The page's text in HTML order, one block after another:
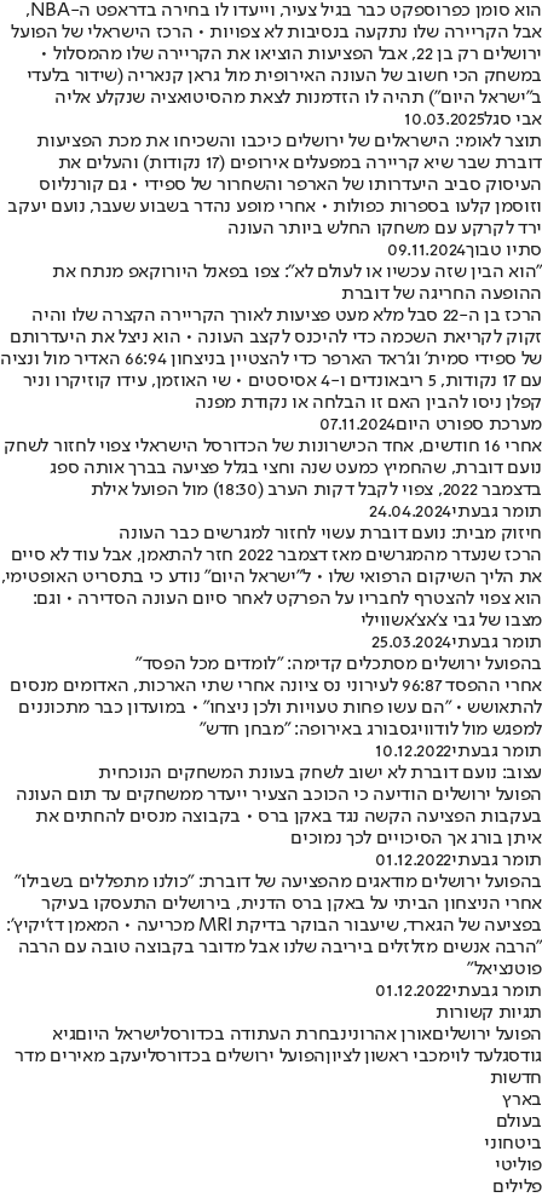
הוא סומן כפרוספקט כבר בגיל צעיר, וייעדו לו בחירה בדראפט ה-NBA,
אבל הקריירה שלו נתקעה בנסיבות לא צפויות • הרכז הישראלי של הפועל
ירושלים רק בן 22, אבל הפציעות הוציאו את הקריירה שלו מהמסלול •
במשחק הכי חשוב של העונה האירופית מול גראן קנאריה (שידור בלעדי
ב"ישראל היום") תהיה לו הזדמנות לצאת מהסיטואציה שנקלע אליה
אבי סגל10.03.2025
תוצר לאומי: הישראלים של ירושלים כיכבו והשכיחו את מכת הפציעות
דוברת שבר שיא קריירה במפעלים אירופים (17 נקודות) והעלים את
העיסוק סביב היעדרותו של הארפר והשחרור של ספידי • גם קורנליוס
וזוסמן קלעו בספרות כפולות • אחרי מופע נהדר בשבוע שעבר, נועם יעקב
ירד לקרקע עם משחקו החלש ביותר העונה
סתיו טבוך09.11.2024
"הוא הבין שזה עכשיו או לעולם לא": צפו בפאנל היורוקאפ מנתח את
ההופעה החריגה של דוברת
הרכז בן ה-22 סבל מלא מעט פציעות לאורך הקריירה הקצרה שלו והיה
זקוק לקריאת השכמה כדי להיכנס לקצב העונה • הוא ניצל את היעדרותם
של ספידי סמית' וג'ראד הארפר כדי להצטיין בניצחון 66:94 האדיר מול ונציה
עם 17 נקודות, 5 ריבאונדים ו-4 אסיסטים • שי האוזמן, עידו קוזיקרו וניר
קפלן ניסו להבין האם זו הבלחה או נקודת מפנה
מערכת ספורט היום07.11.2024
אחרי 16 חודשים, אחד הכישרונות של הכדורסל הישראלי צפוי לחזור לשחק
נועם דוברת, שהחמיץ כמעט שנה וחצי בגלל פציעה בברך אותה ספג
בדצמבר 2022, צפוי לקבל דקות הערב (18:30) מול הפועל אילת
תומר גבעתי24.04.2024
חיזוק מבית: נועם דוברת עשוי לחזור למגרשים כבר העונה
הרכז שנעדר מהמגרשים מאז דצמבר 2022 חזר להתאמן, אבל עוד לא סיים
את הליך השיקום הרפואי שלו • ל"ישראל היום" נודע כי בתסריט האופטימי,
הוא צפוי להצטרף לחבריו על הפרקט לאחר סיום העונה הסדירה • וגם:
מצבו של גבי צ'אצ'אשווילי
תומר גבעתי25.03.2024
בהפועל ירושלים מסתכלים קדימה: "לומדים מכל הפסד"
אחרי ההפסד 96:87 לעירוני נס ציונה אחרי שתי הארכות, האדומים מנסים
להתאושש • "הם עשו פחות טעויות ולכן ניצחו" • במועדון כבר מתכוננים
למפגש מול לודוויגסבורג באירופה: "מבחן חדש"
תומר גבעתי10.12.2022
עצוב: נועם דוברת לא ישוב לשחק בעונת המשחקים הנוכחית
הפועל ירושלים הודיעה כי הכוכב הצעיר ייעדר ממשחקים עד תום העונה
בעקבות הפציעה הקשה נגד באקן ברס • בקבוצה מנסים להחתים את
איתן בורג אך הסיכויים לכך נמוכים
תומר גבעתי01.12.2022
בהפועל ירושלים מודאגים מהפציעה של דוברת: "כולנו מתפללים בשבילו"
אחרי הניצחון הביתי על באקן ברס הדנית, בירושלים התעסקו בעיקר
בפציעה של הגארד, שיעבור הבוקר בדיקת MRI מכריעה • המאמן דז'יקיץ':
"הרבה אנשים מזלזלים ביריבה שלנו אבל מדובר בקבוצה טובה עם הרבה
פוטנציאל"
תומר גבעתי01.12.2022
תגיות קשורות
הפועל ירושליםאורן אהרונינבחרת העתודה בכדורסלישראל היוםגיא
גודסגלעד לוימכבי ראשון לציוןהפועל ירושלים בכדורסליעקב מאירים מדר
חדשות
בארץ
בעולם
ביטחוני
פוליטי
פלילים